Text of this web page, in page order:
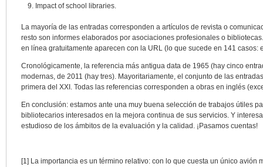
Impact of school libraries.
La mayoría de las entradas corresponden a artículos de revista o
resto son informes elaborados por asociaciones profesionales o
en línea gratuitamente aparecen con la URL (lo que sucede en 141 casos:
Cronológicamente, la referencia más antigua data de 1965 (hay cinco
modernas, de 2011 (hay tres). Mayoritariamente, el conjunto de las
primera del XXI. Todas las referencias corresponden a obras en inglés
En conclusión: estamos ante una muy buena selección de trabajos útiles
bibliotecarios interesados ​​en la mejora continua de sus servicios. Y
estudioso de los ámbitos de la evaluación y la calidad. ¡Pasamos cuentas!
[1] La importancia es un término relativo: con lo que cuesta un único